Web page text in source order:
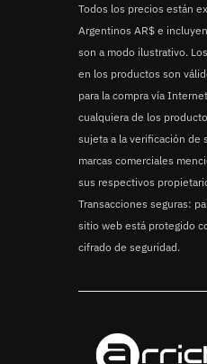
Todos los precios están
Argentinos AR$ e
son a modo ilustrativo.
en los productos son
para la compra vía
cualquiera de los
sujeta a la verificación de
marcas comerciales
sus respectivos
Transacciones seguras:
sitio web está protegido
cifrado de seguridad.